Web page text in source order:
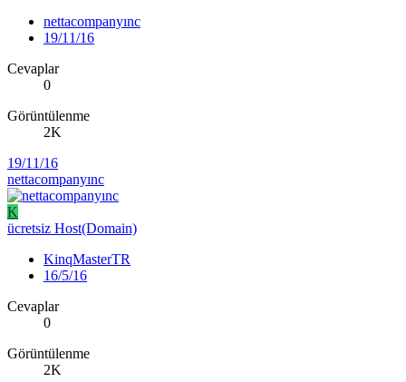
nettacompanyınc
19/11/16
Cevaplar
0
Görüntülenme
2K
19/11/16
nettacompanyınc
K
ücretsiz Host(Domain)
KinqMasterTR
16/5/16
Cevaplar
0
Görüntülenme
2K